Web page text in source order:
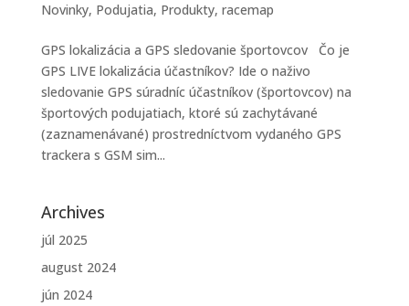
Novinky, Podujatia, Produkty, racemap
GPS lokalizácia a GPS sledovanie športovcov Čo je
GPS LIVE lokalizácia účastníkov? Ide o naživo
sledovanie GPS súradníc účastníkov (športovcov) na
športových podujatiach, ktoré sú zachytávané
(zaznamenávané) prostredníctvom vydaného GPS
trackera s GSM sim...
Archives
júl 2025
august 2024
jún 2024